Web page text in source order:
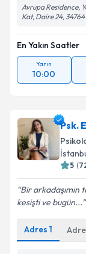
Avrupa Residence,
Kat, Daire 24,
En Yakın Saatler
Yarın
10:00
Psk.
5 (
Bir arkadaşımın
kesişti ve bugün...
Adres 1